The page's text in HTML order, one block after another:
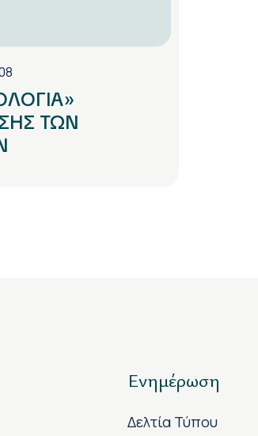
ΤΩΝ
Ενημέρωση
Δελτία Τύπου